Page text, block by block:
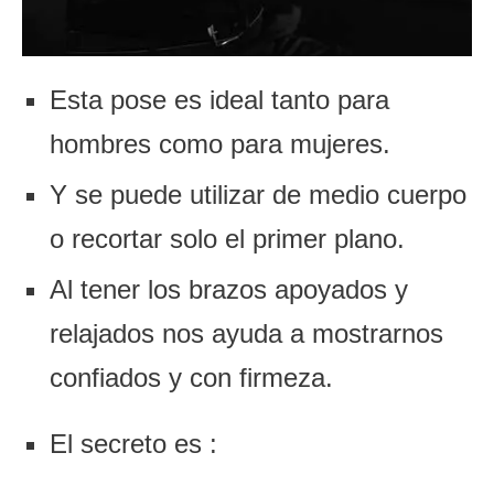
Esta pose es ideal tanto para
hombres como para mujeres.
Y se puede utilizar de medio cuerpo
o recortar solo el primer plano.
Al tener los brazos apoyados y
relajados nos ayuda a mostrarnos
confiados y con firmeza.
El secreto es :